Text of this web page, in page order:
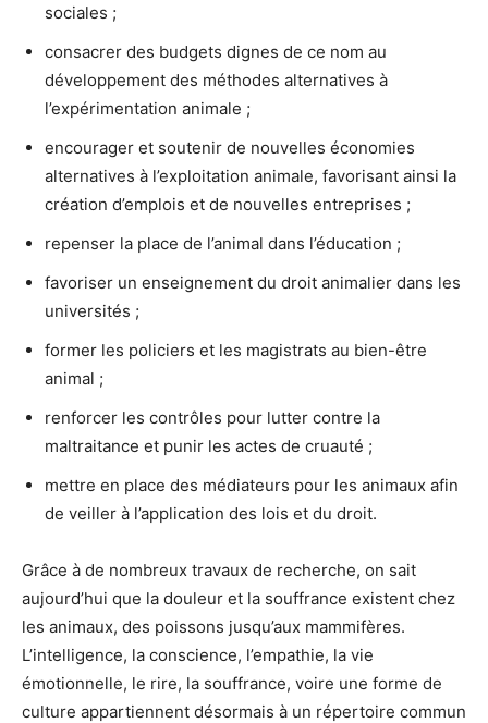
sociales ;
consacrer des budgets dignes de ce nom au
développement des méthodes alternatives à
l’expérimentation animale ;
encourager et soutenir de nouvelles économies
alternatives à l’exploitation animale, favorisant ainsi la
création d’emplois et de nouvelles entreprises ;
repenser la place de l’animal dans l’éducation ;
favoriser un enseignement du droit animalier dans les
universités ;
former les policiers et les magistrats au bien-être
animal ;
renforcer les contrôles pour lutter contre la
maltraitance et punir les actes de cruauté ;
mettre en place des médiateurs pour les animaux afin
de veiller à l’application des lois et du droit.
Grâce à de nombreux travaux de recherche, on sait
aujourd’hui que la douleur et la souffrance existent chez
les animaux, des poissons jusqu’aux mammifères.
L’intelligence, la conscience, l’empathie, la vie
émotionnelle, le rire, la souffrance, voire une forme de
culture appartiennent désormais à un répertoire commun